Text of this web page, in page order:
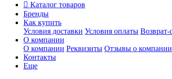
Каталог товаров
Бренды
Как купить
Условия доставки Условия оплаты Возврат-
О компании
О компании Реквизиты Отзывы о компании
Контакты
Еще